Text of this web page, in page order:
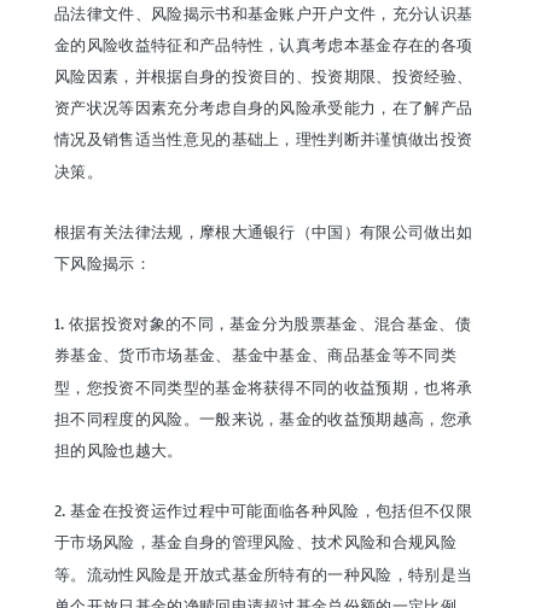
品法律文件、风险揭示书和基金账户开户文件，充分认识基
金的风险收益特征和产品特性，认真考虑本基金存在的各项
风险因素，并根据自身的投资目的、投资期限、投资经验、
资产状况等因素充分考虑自身的风险承受能力，在了解产品
情况及销售适当性意见的基础上，理性判断并谨慎做出投资
决策。
根据有关法律法规，摩根大通银行（中国）有限公司做出如
下风险揭示：
1. 依据投资对象的不同，基金分为股票基金、混合基金、债
券基金、货币市场基金、基金中基金、商品基金等不同类
型，您投资不同类型的基金将获得不同的收益预期，也将承
担不同程度的风险。一般来说，基金的收益预期越高，您承
担的风险也越大。
2. 基金在投资运作过程中可能面临各种风险，包括但不仅限
于市场风险，基金自身的管理风险、技术风险和合规风险
等。流动性风险是开放式基金所特有的一种风险，特别是当